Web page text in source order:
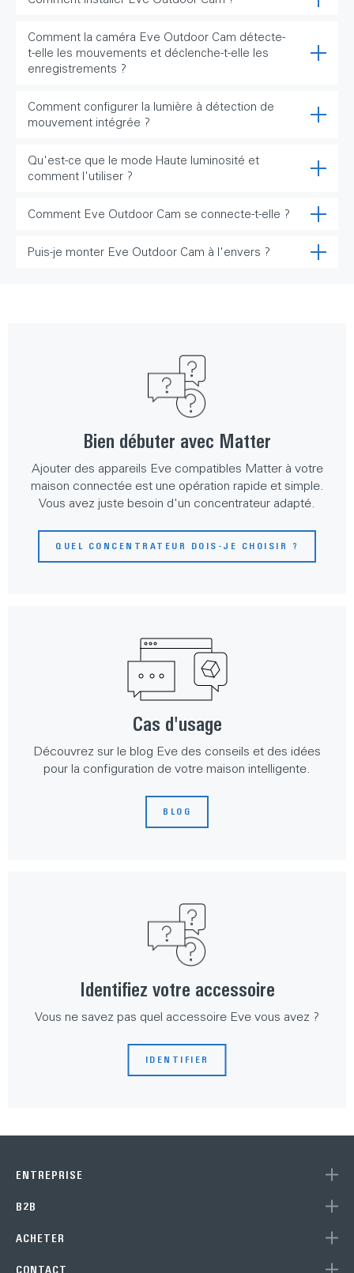
Comment la caméra Eve Outdoor Cam détecte-
t-elle les mouvements et déclenche-t-elle les
enregistrements ?
Comment configurer la lumière à détection de
mouvement intégrée ?
Qu'est-ce que le mode Haute luminosité et
comment l'utiliser ?
Comment Eve Outdoor Cam se connecte-t-elle ?
Puis-je monter Eve Outdoor Cam à l'envers ?
Bien débuter avec Matter
Ajouter des appareils Eve compatibles Matter à votre
maison connectée est une opération rapide et simple.
Vous avez juste besoin d'un concentrateur adapté.
QUEL CONCENTRATEUR DOIS-JE CHOISIR ?
Cas d'usage
Découvrez sur le blog Eve des conseils et des idées
pour la configuration de votre maison intelligente.
BLOG
Identifiez votre accessoire
Vous ne savez pas quel accessoire Eve vous avez ?
IDENTIFIER
ENTREPRISE
B2B
ACHETER
CONTACT